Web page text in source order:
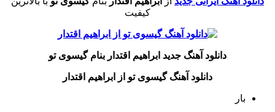
کیفیت
دانلود آهنگ جدید ابراهیم اقتدار بنام گیسوی تو
دانلود آهنگ گیسوی تو از ابراهیم اقتدار
بار